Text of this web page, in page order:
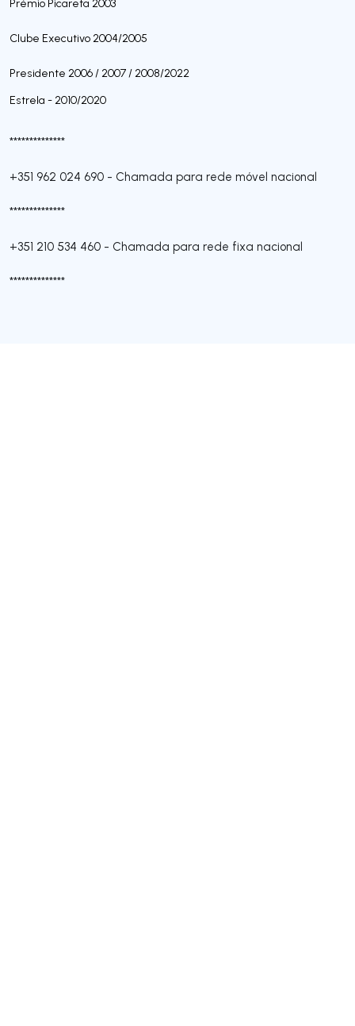
Prémio Picareta 2003
Clube Executivo 2004/2005
Presidente 2006 / 2007 / 2008/2022
Estrela - 2010/2020
**************
+351 962 024 690 - Chamada para rede móvel nacional
**************
+351 210 534 460 - Chamada para rede fixa nacional
**************